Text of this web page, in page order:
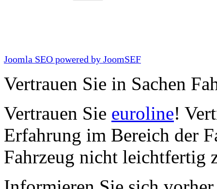
Joomla SEO powered by JoomSEF
Vertrauen Sie in Sachen
Vertrauen Sie euroline!
Erfahrung im Bereich der
Fahrzeug nicht leichtfertig